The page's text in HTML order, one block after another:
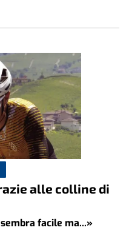
alle colline di
facile ma...»